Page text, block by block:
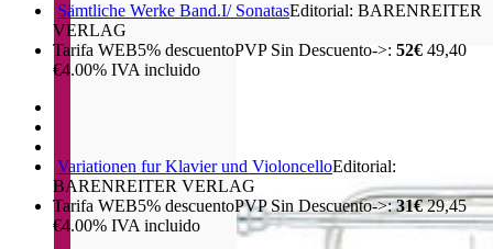
Sämtliche Werke Band.I/ SonatasEditorial: BARENREITER
VERLAG
Tarifa WEB5% descuentoPVP Sin Descuento->: 52€ 49,40
€4.00% IVA incluido
Variationen fur Klavier und VioloncelloEditorial:
BARENREITER VERLAG
Tarifa WEB5% descuentoPVP Sin Descuento->:31€ 29,45
€4.00% IVA incluido